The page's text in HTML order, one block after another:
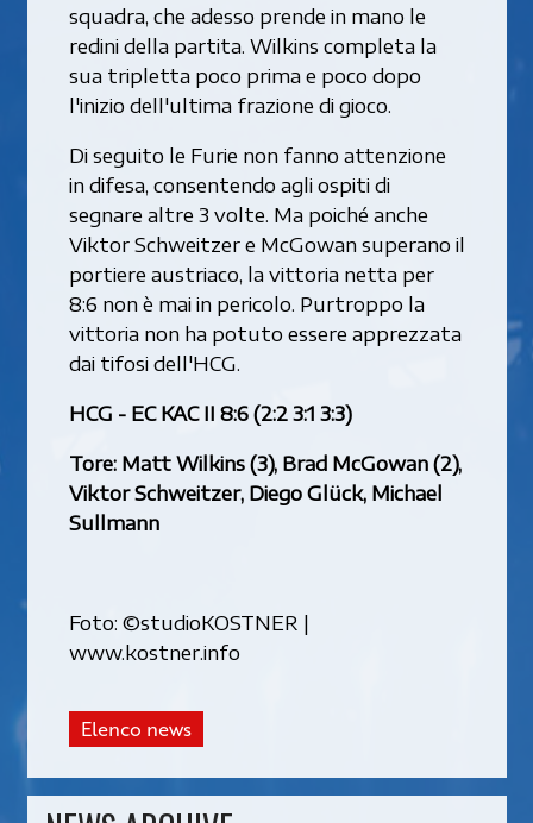
squadra, che adesso prende in mano le
redini della partita. Wilkins completa la
sua tripletta poco prima e poco dopo
l'inizio dell'ultima frazione di gioco.
Di seguito le Furie non fanno attenzione
in difesa, consentendo agli ospiti di
segnare altre 3 volte. Ma poiché anche
Viktor Schweitzer e McGowan superano il
portiere austriaco, la vittoria netta per
8:6 non è mai in pericolo. Purtroppo la
vittoria non ha potuto essere apprezzata
dai tifosi dell'HCG.
HCG - EC KAC II 8:6 (2:2 3:1 3:3)
Tore: Matt Wilkins (3), Brad McGowan (2),
Viktor Schweitzer, Diego Glück, Michael
Sullmann
Foto: ©studioKOSTNER |
www.kostner.info
Elenco news